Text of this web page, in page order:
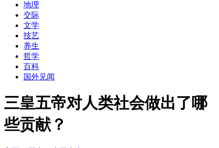
地理
交际
文学
技艺
养生
哲学
百科
国外见闻
三皇五帝对人类社会做出了哪
些贡献？